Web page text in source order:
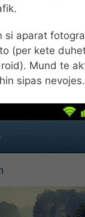
si aparat
(per kete
Mund te
sipas nevojes.